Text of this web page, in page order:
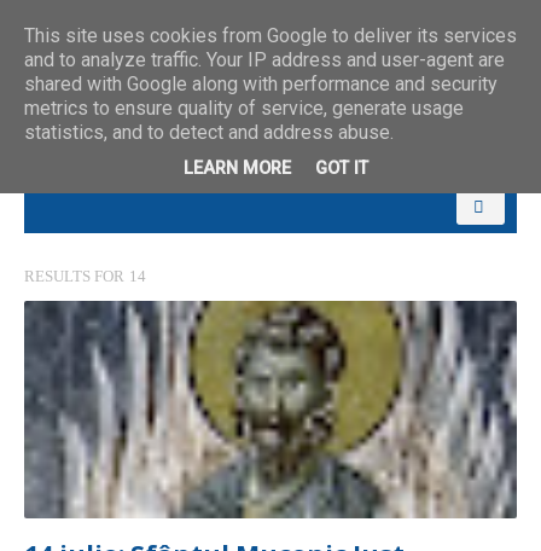
RESULTS FOR 14
This site uses cookies from Google to deliver its services
and to analyze traffic. Your IP address and user-agent are
shared with Google along with performance and security
metrics to ensure quality of service, generate usage
statistics, and to detect and address abuse.
LEARN MORE GOT IT